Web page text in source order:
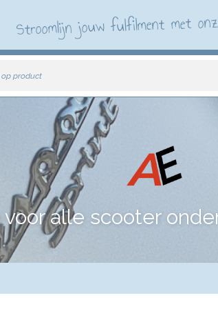
Stroomlijn jouw fulfilment met
op product
alle scooter